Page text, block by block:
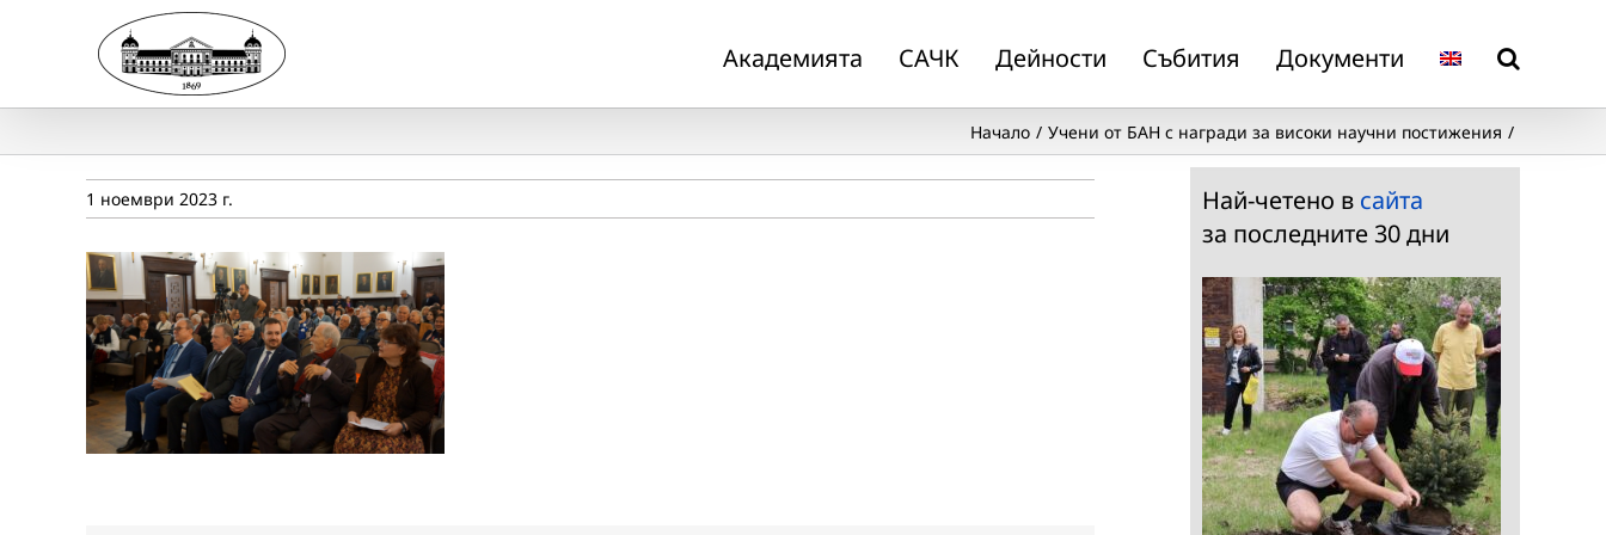
Академията САЧК Дейности Събития Документи
Начало Учени от БАН с награди за високи научни постижения
1 ноември 2023 г. Най-четено в сайта
за последните 30 дни